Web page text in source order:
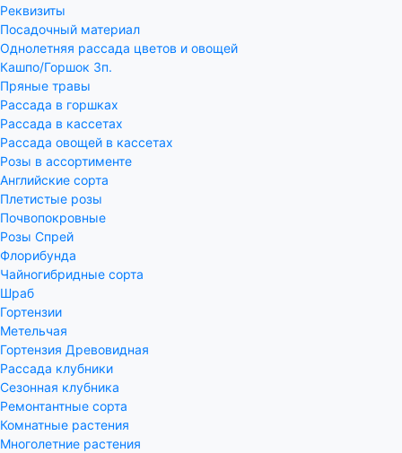
Реквизиты
Посадочный материал
Однолетняя рассада цветов и овощей
Кашпо/Горшок 3п.
Пряные травы
Рассада в горшках
Рассада в кассетах
Рассада овощей в кассетах
Розы в ассортименте
Английские сорта
Плетистые розы
Почвопокровные
Розы Спрей
Флорибунда
Чайногибридные сорта
Шраб
Гортензии
Метельчая
Гортензия Древовидная
Рассада клубники
Сезонная клубника
Ремонтантные сорта
Комнатные растения
Многолетние растения